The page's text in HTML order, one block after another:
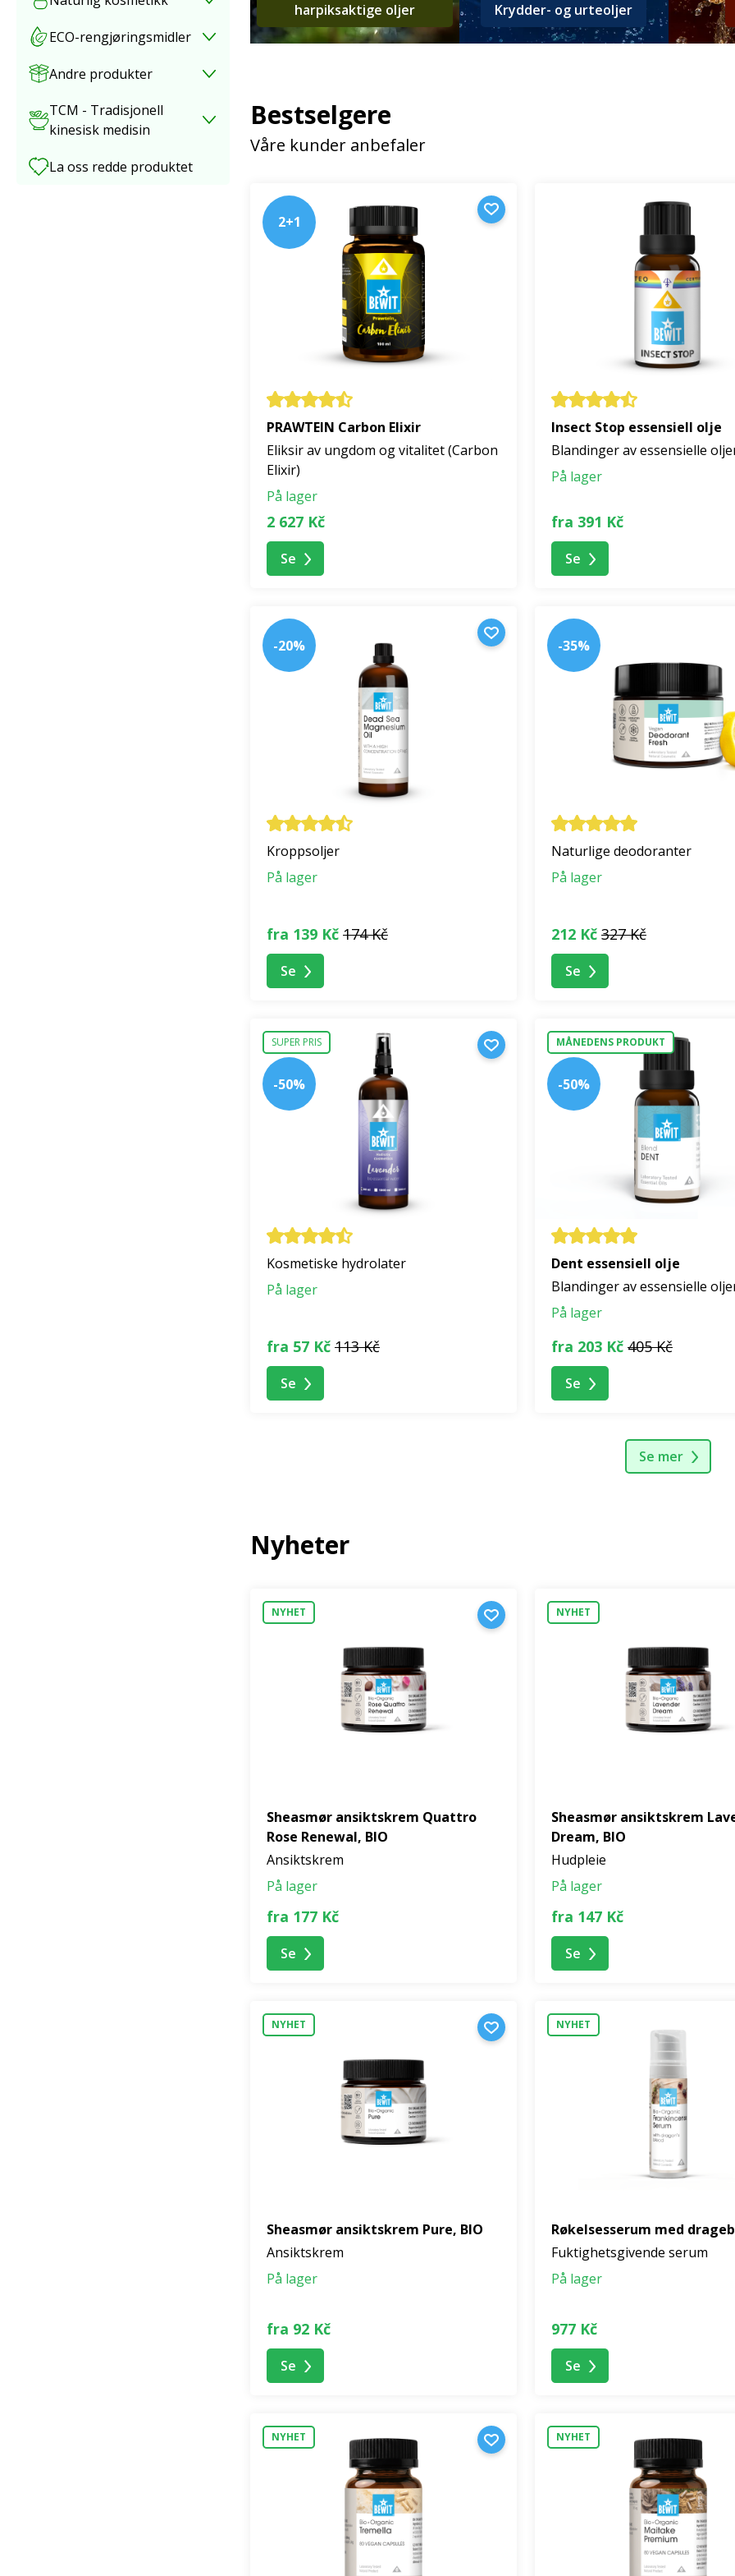
ECO-rengjøringsmidler
Andre produkter
TCM - Tradisjonell
kinesisk medisin
La oss redde produktet
harpiksaktige oljer
Krydder- og urteoljer
Bestselgere
Våre kunder anbefaler
2+1
PRAWTEIN Carbon Elixir
Eliksir av ungdom og vitalitet (Carbon
Elixir)
På lager
2 627 Kč
Se
Insect Stop essensiell olje
Blandinger av essensielle
På lager
fra 391 Kč
Se
-20%
Kroppsoljer
På lager
fra 139 Kč 174 Kč
Se
-35%
Naturlige deodoranter
På lager
212 Kč 327 Kč
Se
SUPER PRIS
-50%
Kosmetiske hydrolater
På lager
fra 57 Kč 113 Kč
Se
MÅNEDENS PRODUKT
-50%
Dent essensiell olje
Blandinger av essensielle
På lager
fra 203 Kč 405 Kč
Se
Se mer
Nyheter
NYHET
Sheasmør ansiktskrem Quattro
Rose Renewal, BIO
Ansiktskrem
På lager
fra 177 Kč
Se
NYHET
Sheasmør ansiktskrem
Dream, BIO
Hudpleie
På lager
fra 147 Kč
Se
NYHET
Sheasmør ansiktskrem Pure, BIO
Ansiktskrem
På lager
fra 92 Kč
Se
NYHET
Røkelsesserum med
Fuktighetsgivende serum
På lager
977 Kč
Se
NYHET NYHET